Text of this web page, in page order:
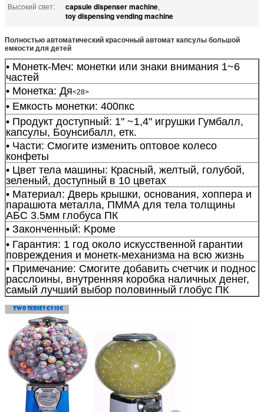
Высокий свет:
capsule dispenser machine,
toy dispensing vending machine
Полностью автоматический красочный автомат капсулы большой
емкости для детей
• Монетк-Меч: монетки или знаки внимания 1~6
частей
• Монетка: Дя<28>
• Емкость монетки: 400пкс
• Продукт доступный: 1" ~1,4" игрушки Гумбалл,
капсулы, Боунсибалл, етк.
• Части: Смогите изменить оптовое колесо
конфеты
• Цвет тела машины: Красный, желтый, голубой,
зеленый, доступный в 10 цветах
• Материал: Дверь крышки, основания, хоппера и
парашюта металла, ПММА для тела толщины
АБС 3.5мм глобуса ПК
• Законченный: Kроме
• Гарантия: 1 год около искусственной гарантии
повреждения и монетк-механизма на всю жизнь
• Примечание: Смогите добавить счетчик и поднос
расслоины, внутренняя коробка наличных денег,
самый лучший выбор половинный глобус ПК